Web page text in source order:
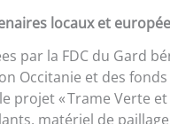
locaux et
par la FDC du Gard
Occitanie et des
projet « Trame Verte et
matériel de